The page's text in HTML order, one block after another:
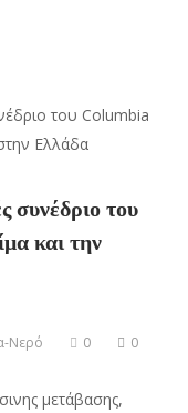
συνέδριο του
και την
Νερό 0 0
μετάβασης,